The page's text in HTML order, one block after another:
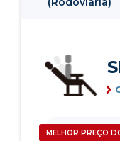
MELHOR PREÇO